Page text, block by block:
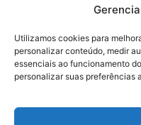
Utilizamos cookies para
personalizar conteúdo, medir
essenciais ao funcionamento
personalizar suas preferências
Política de
contato
E-mail:
WhatsApp: